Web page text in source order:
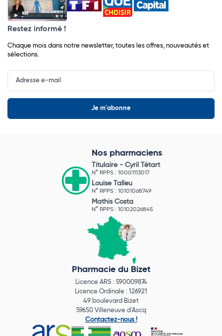
Restez informé !
Chaque mois dans notre newsletter, toutes les offres, nouveautés et
sélections.
Input
Newsletter
Nos pharmaciens
Titulaire - Cyril Tétart
N° RPPS : 10001113017
Louise Talleu
N° RPPS : 10101068749
Mathis Costa
N° RPPS : 10102026845
Pharmacie du Bizet
Licence ARS : 590009874
Licence Ordinale : 126921
49 boulevard Bizet
59650 Villeneuve d'Ascq
Contactez-nous !